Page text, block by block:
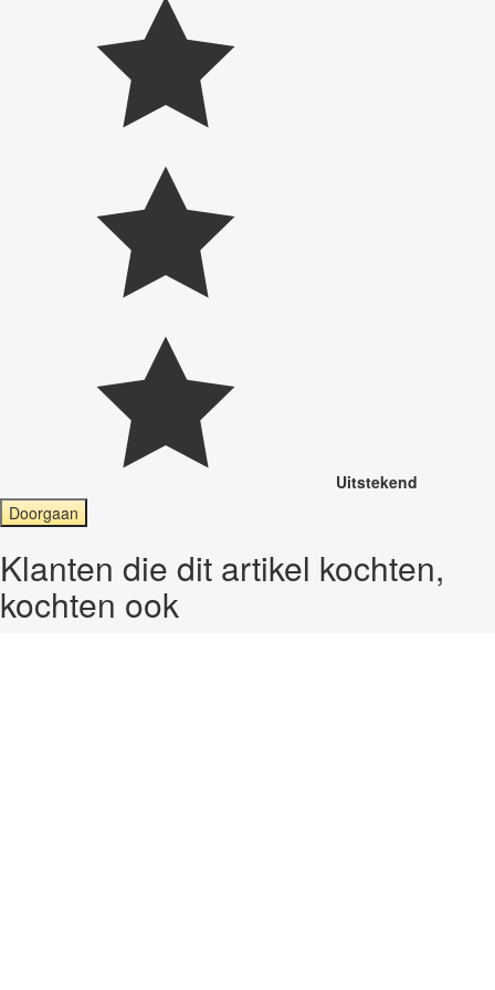
Uitstekend
Doorgaan
Klanten die dit artikel kochten,
kochten ook